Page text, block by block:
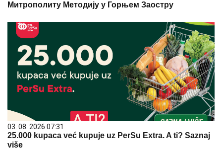
Митрополиту Методију у Горњем Заостру
03. 08. 2026 07:31
25.000 kupaca već kupuje uz PerSu Extra. A ti? Saznaj
više